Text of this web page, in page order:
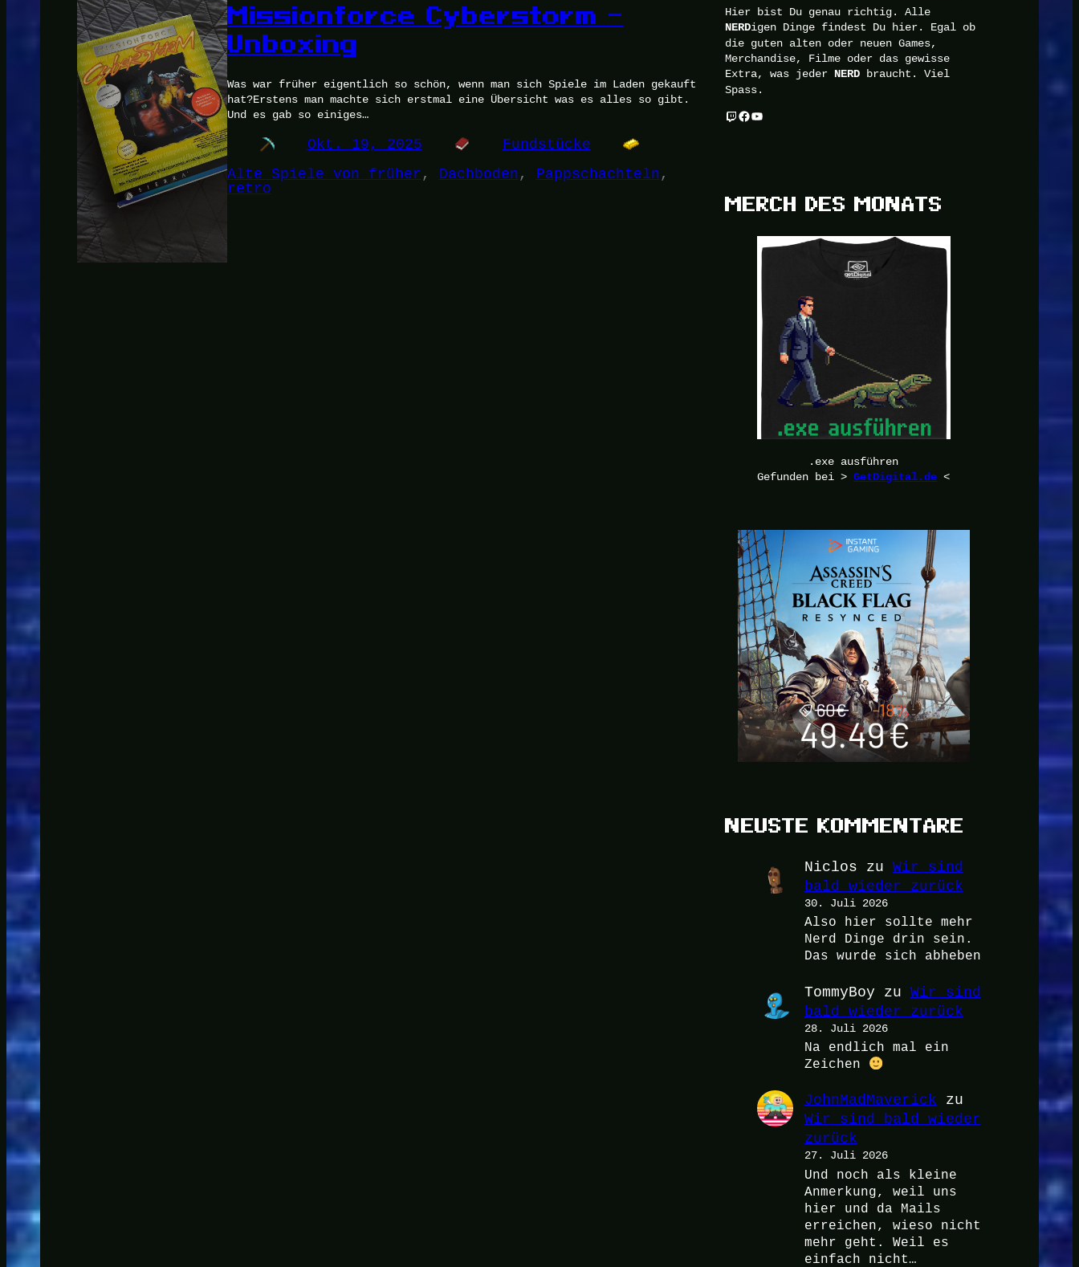
Missionforce Cyberstorm –
Unboxing
Was war früher eigentlich so schön, wenn man sich Spiele im Laden gekauft
hat?Erstens man machte sich erstmal eine Übersicht was es alles so gibt.
Und es gab so einiges…
Okt. 19, 2025
Fundstücke
Alte Spiele von früher , Dachboden , Pappschachteln
retro
Hier bist Du genau richtig. Alle
NERDigen Dinge findest Du hier. Egal ob
die guten alten oder neuen Games,
Merchandise, Filme oder das gewisse
Extra, was jeder NERD braucht. Viel
Spass.
Twitch Facebook YouTube
MERCH DES MONATS
.exe ausführen
Gefunden bei >GetDigital.de <
NEUSTE KOMMENTARE
Niclos zu Wir sind
bald wieder zurück
30. Juli 2026
Also hier sollte mehr
Nerd Dinge drin sein.
Das wurde sich abheben
TommyBoy zu Wir sind
bald wieder zurück
28. Juli 2026
Na endlich mal ein
Zeichen
JohnMadMaverick zu
Wir sind bald wieder
zurück
27. Juli 2026
Und noch als kleine
Anmerkung, weil uns
hier und da Mails
erreichen, wieso nicht
mehr geht. Weil es
einfach nicht…